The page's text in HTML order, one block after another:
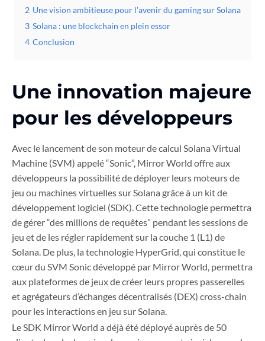
2 Une vision ambitieuse pour l’avenir du gaming sur Solana
3 Solana : une blockchain en plein essor
4 Conclusion
Une innovation majeure
pour les développeurs
Avec le lancement de son moteur de calcul Solana Virtual
Machine (SVM) appelé “Sonic”, Mirror World offre aux
développeurs la possibilité de déployer leurs moteurs de
jeu ou machines virtuelles sur Solana grâce à un kit de
développement logiciel (SDK). Cette technologie permettra
de gérer “des millions de requêtes” pendant les sessions de
jeu et de les régler rapidement sur la couche 1 (L1) de
Solana. De plus, la technologie HyperGrid, qui constitue le
cœur du SVM Sonic développé par Mirror World, permettra
aux plateformes de jeux de créer leurs propres passerelles
et agrégateurs d’échanges décentralisés (DEX) cross-chain
pour les interactions en jeu sur Solana.
Le SDK Mirror World a déjà été déployé auprès de 50